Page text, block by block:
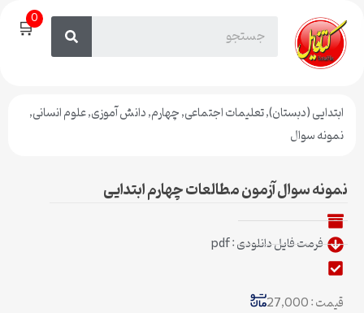
🛒0
ابتدایی (دبستان),تعلیمات اجتماعی,چهارم,دانش آموزی,علوم انسانی,
نمونه سوال
نمونه سوال آزمون مطالعات چهارم ابتدایی
فرمت فایل دانلودی : pdf
قیمت : 27,000